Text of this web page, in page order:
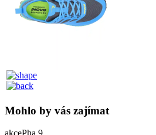
Mohlo by vás zajímat